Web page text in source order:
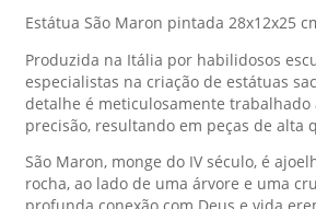
Estátua São Maron pintada 28x12x25
Produzida na Itália por habilidosos
especialistas na criação de estátuas
detalhe é meticulosamente trabalhado
precisão, resultando em peças de alta
São Maron, monge do IV século, é
rocha, ao lado de uma árvore e uma